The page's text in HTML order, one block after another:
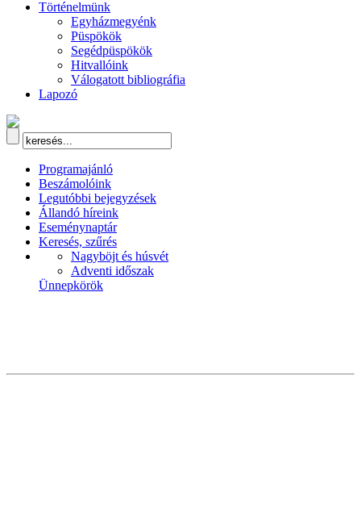
Történelmünk
Egyházmegyénk
Püspökök
Segédpüspökök
Hitvallóink
Válogatott bibliográfia
Lapozó
Programajánló
Beszámolóink
Legutóbbi bejegyzések
Állandó híreink
Eseménynaptár
Keresés, szűrés
Nagyböjt és húsvét
Adventi időszak
Ünnepkörök